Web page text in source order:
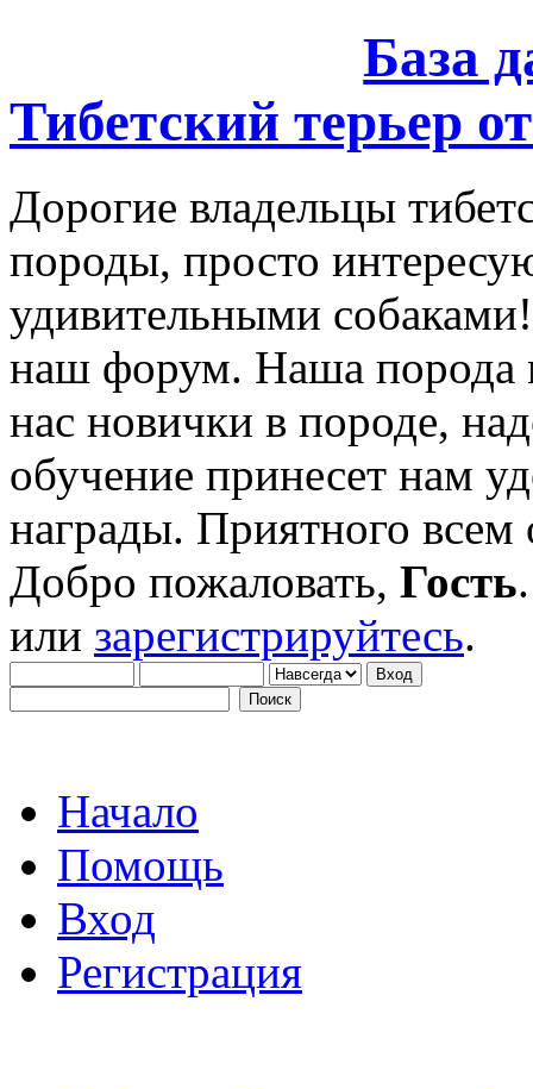
База
Тибетский терьер
Дорогие владельцы
породы, просто
удивительными
наш форум. Наша порода
нас новички в породе,
обучение принесет нам
награды. Приятного
Добро пожаловать, Гость
или зарегистрируйтесь.
Начало
Помощь
Вход
Регистрация